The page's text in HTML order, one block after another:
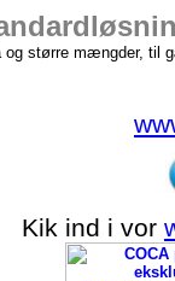
større mængder, til
Kik ind i vor